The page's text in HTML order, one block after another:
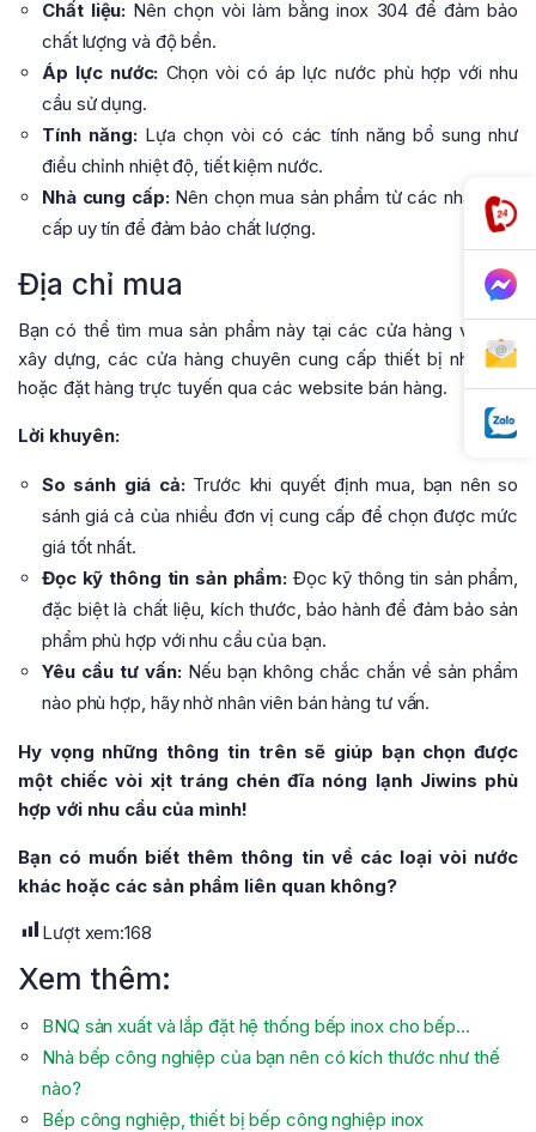
Chất liệu: Nên chọn vòi làm bằng inox 304 để đảm bảo
chất lượng và độ bền.
Áp lực nước: Chọn vòi có áp lực nước phù hợp với nhu
cầu sử dụng.
Tính năng:Lựa chọn vòi có các tính năng bổ sung như
điều chỉnh nhiệt độ, tiết kiệm nước.
Nhà cung cấp:Nên chọn mua sản phẩm từ các nhà cung
cấp uy tín để đảm bảo chất lượng.
Địa chỉ mua
Bạn có thể tìm mua sản phẩm này tại các cửa hàng vật liệu
xây dựng, các cửa hàng chuyên cung cấp thiết bị nhà bếp
hoặc đặt hàng trực tuyến qua các website bán hàng.
Lời khuyên:
So sánh giá cả:Trước khi quyết định mua, bạn nên so
sánh giá cả của nhiều đơn vị cung cấp để chọn được mức
giá tốt nhất.
Đọc kỹ thông tin sản phẩm: Đọc kỹ thông tin sản phẩm,
đặc biệt là chất liệu, kích thước, bảo hành để đảm bảo sản
phẩm phù hợp với nhu cầu của bạn.
Yêu cầu tư vấn:Nếu bạn không chắc chắn về sản phẩm
nào phù hợp, hãy nhờ nhân viên bán hàng tư vấn.
Hy vọng những thông tin trên sẽ giúp bạn chọn được
một chiếc vòi xịt tráng chén đĩa nóng lạnh Jiwins phù
hợp với nhu cầu của mình!
Bạn có muốn biết thêm thông tin về các loại vòi nước
khác hoặc các sản phẩm liên quan không?
Lượt xem:168
Xem thêm:
BNQ sản xuất và lắp đặt hệ thống bếp inox cho bếp…
Nhà bếp công nghiệp của bạn nên có kích thước như thế
nào?
Bếp công nghiệp, thiết bị bếp công nghiệp inox